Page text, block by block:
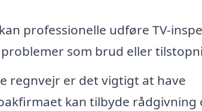
professionelle udføre TV-
som brud eller
regnvejr er det vigtigt at have
kan tilbyde rådgivning